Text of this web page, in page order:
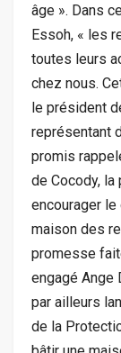
âge ». Dans
Essoh, « les
toutes leurs
chez nous.
le président
représentant
promis
de Cocody,
encourager
maison des
promesse
engagé Ange
par ailleurs
de la